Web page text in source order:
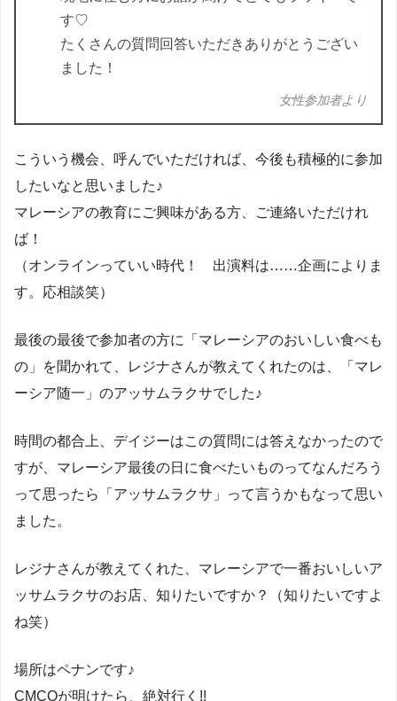
す♡
たくさんの質問回答いただきありがとうござい
ました！
女性参加者より
こういう機会、呼んでいただければ、今後も積極的に参加
したいなと思いました♪
マレーシアの教育にご興味がある方、ご連絡いただけれ
ば！
（オンラインっていい時代！ 出演料は……企画によりま
す。応相談笑）
最後の最後で参加者の方に「マレーシアのおいしい食べも
の」を聞かれて、レジナさんが教えてくれたのは、「マレ
ーシア随一」のアッサムラクサでした♪
時間の都合上、デイジーはこの質問には答えなかったので
すが、マレーシア最後の日に食べたいものってなんだろう
って思ったら「アッサムラクサ」って言うかもなって思い
ました。
レジナさんが教えてくれた、マレーシアで一番おいしいア
ッサムラクサのお店、知りたいですか？（知りたいですよ
ね笑）
場所はペナンです♪
CMCOが明けたら、絶対行く!!